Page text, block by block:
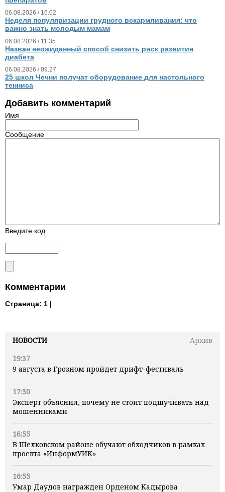
НОВОСТИ
Архив
19:37
9 августа в Грозном пройдет дрифт-фестиваль
17:30
Эксперт объяснил, почему не стоит подшучивать над
мошенниками
16:55
В Шелковском районе обучают обходчиков в рамках
проекта «ИнформУИК»
16:55
Умар Даудов награжден Орденом Кадырова
06.08.2026 / 16.02
Неделя популяризации грудного вскармливания: что
важно знать молодым мамам
06.08.2026 / 11.35
Назван неожиданный способ снизить риск развития
диабета
06.08.2026 / 09.27
25 школ Чечни получат оборудование для настольного
тенниса
Добавить комментарий
Имя
Сообщение
Введите код
Комментарии
Страница: 1 |